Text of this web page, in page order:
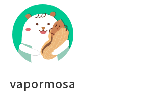
vapormosa